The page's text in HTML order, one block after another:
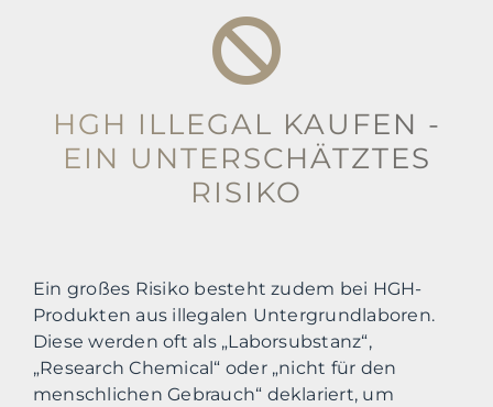
HGH ILLEGAL KAUFEN -
EIN UNTERSCHÄTZTES
RISIKO
Ein großes Risiko besteht zudem bei HGH-
Produkten aus illegalen Untergrundlaboren.
Diese werden oft als „Laborsubstanz“,
„Research Chemical“ oder „nicht für den
menschlichen Gebrauch“ deklariert, um